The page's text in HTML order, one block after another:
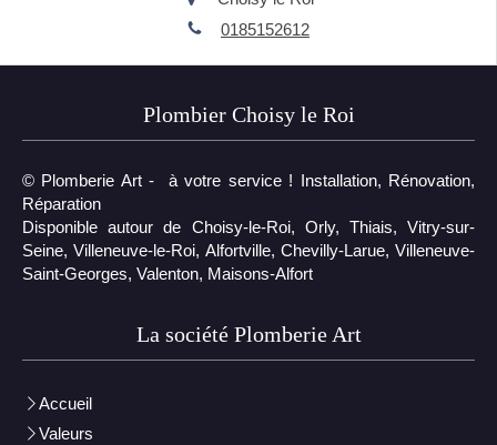
0185152612
Plombier Choisy le Roi
© Plomberie Art - à votre service ! Installation, Rénovation,
Réparation
Disponible autour de Choisy-le-Roi, Orly, Thiais, Vitry-sur-
Seine, Villeneuve-le-Roi, Alfortville, Chevilly-Larue, Villeneuve-
Saint-Georges, Valenton, Maisons-Alfort
La société Plomberie Art
Accueil
Valeurs